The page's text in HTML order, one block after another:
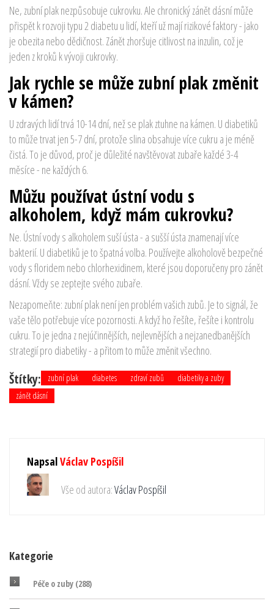
Ne, zubní plak nezpůsobuje cukrovku. Ale chronický zánět dásní může
přispět k rozvoji typu 2 diabetu u lidí, kteří už mají rizikové faktory - jako
je obezita nebo dědičnost. Zánět zhoršuje citlivost na inzulin, což je
jeden z kroků k vývoji cukrovky.
Jak rychle se může zubní plak změnit
v kámen?
U zdravých lidí trvá 10-14 dní, než se plak ztuhne na kámen. U diabetiků
to může trvat jen 5-7 dní, protože slina obsahuje více cukru a je méně
čistá. To je důvod, proč je důležité navštěvovat zubaře každé 3-4
měsíce - ne každých 6.
Můžu používat ústní vodu s
alkoholem, když mám cukrovku?
Ne. Ústní vody s alkoholem suší ústa - a sušší ústa znamenají více
bakterií. U diabetiků je to špatná volba. Používejte alkoholově bezpečné
vody s floridem nebo chlorhexidinem, které jsou doporučeny pro zánět
dásní. Vždy se zeptejte svého zubaře.
Nezapomeňte: zubní plak není jen problém vašich zubů. Je to signál, že
vaše tělo potřebuje více pozornosti. A když ho řešíte, řešíte i kontrolu
cukru. To je jedna z nejúčinnějších, nejlevnějších a nejzanedbanějších
strategií pro diabetiky - a přitom to může změnit všechno.
Štítky: zubní plak diabetes zdraví zubů
diabetiky a zuby
zánět dásní
NapsalVáclav Pospíšil
Vše od autora:Václav Pospíšil
Kategorie
Péče o zuby (288)